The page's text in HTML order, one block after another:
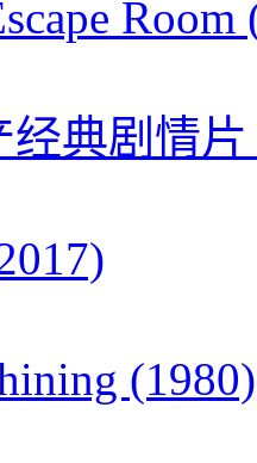
Room
经典剧情
(1980)